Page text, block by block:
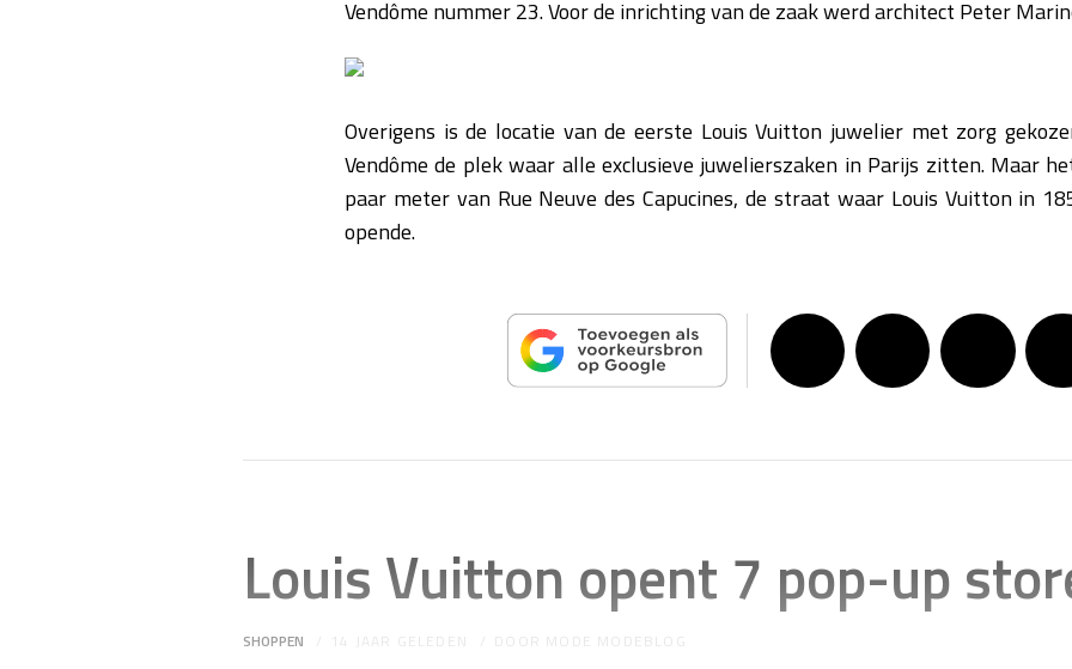
Vendôme nummer 23. Voor de inrichting van de zaak werd architect Peter
Overigens is de locatie van de eerste Louis Vuitton juwelier met zorg
Vendôme de plek waar alle exclusieve juwelierszaken in Parijs zitten. Maar
paar meter van Rue Neuve des Capucines, de straat waar Louis Vuitton in
opende.
Louis Vuitton opent 7 pop-up
SHOPPEN 14 JAAR GELEDEN DOOR MODE MODEBLOG